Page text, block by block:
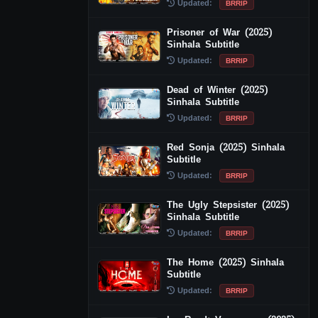
Updated: BRRIP
Prisoner of War (2025)
Sinhala Subtitle
Updated: BRRIP
Dead of Winter (2025)
Sinhala Subtitle
Updated: BRRIP
Red Sonja (2025) Sinhala
Subtitle
Updated: BRRIP
The Ugly Stepsister (2025)
Sinhala Subtitle
Updated: BRRIP
The Home (2025) Sinhala
Subtitle
Updated: BRRIP